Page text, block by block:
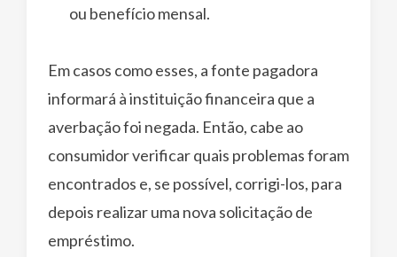
ou benefício mensal.
Em casos como esses, a fonte pagadora
informará à instituição financeira que a
averbação foi negada. Então, cabe ao
consumidor verificar quais problemas foram
encontrados e, se possível, corrigi-los, para
depois realizar uma nova solicitação de
empréstimo.